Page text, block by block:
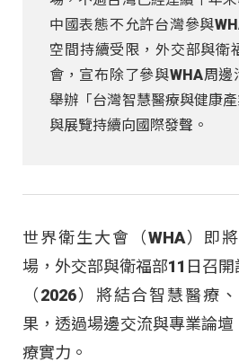
中國表態不允許台灣參與
空間持續受限，外交部與衛
會，宣布除了參與WHA周邊
舉辦「台灣智慧醫療與健康
與展覽持續向國際發聲。
世界衛生大會（WHA）即
場，外交部與衛福部11日召
（2026）將結合智慧醫療
果，透過場邊交流與專業論
療實力。